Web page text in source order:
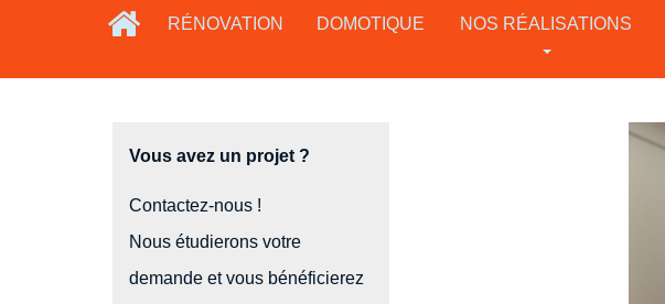
RÉNOVATION DOMOTIQUE NOS RÉALISATIONS
Vous avez un projet ?
Contactez-nous !
Nous étudierons votre
demande et vous bénéficierez